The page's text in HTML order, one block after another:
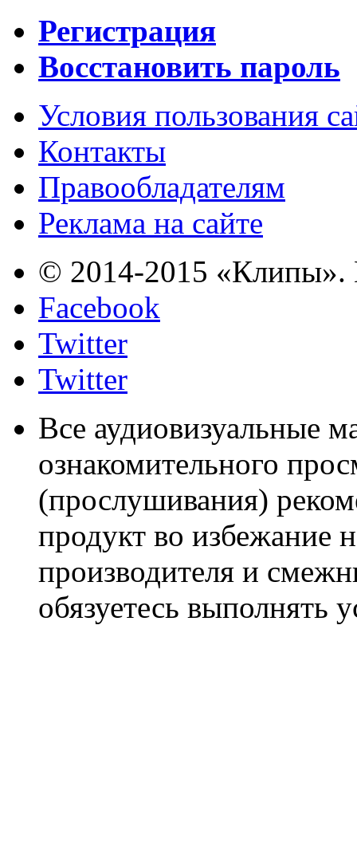
Регистрация
Восстановить пароль
Условия пользования
Контакты
Правообладателям
Реклама на сайте
© 2014-2015 «Клипы».
Facebook
Twitter
Twitter
Все аудиовизуальные
ознакомительного
(прослушивания)
продукт во избежание
производителя и
обязуетесь выполнять